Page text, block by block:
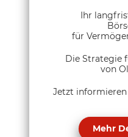
Ihr
für
Die Strategie
von
Jetzt
Mehr